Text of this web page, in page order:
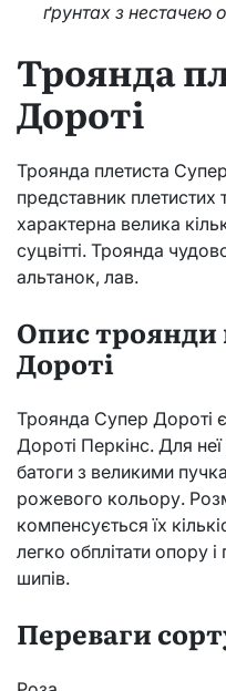
ґрунтах з нестачею
Троянда
Дороті
Троянда плетиста
представник
характерна велика
суцвітті. Троянда
альтанок, лав.
Опис троянди
Дороті
Троянда Супер Дороті
Дороті Перкінс. Для
батоги з великими
рожевого кольору.
компенсується їх
легко обплітати опору
шипів.
Переваги